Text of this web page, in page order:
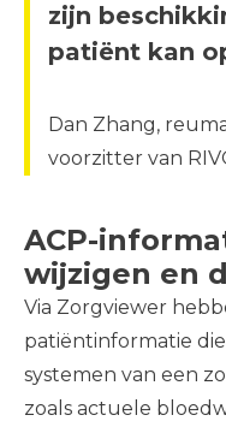
zijn
patiënt kan
Dan Zhang,
voorzitter van
ACP-
wijzigen en
Via Zorgviewer
patiëntinformatie
systemen van een
zoals actuele